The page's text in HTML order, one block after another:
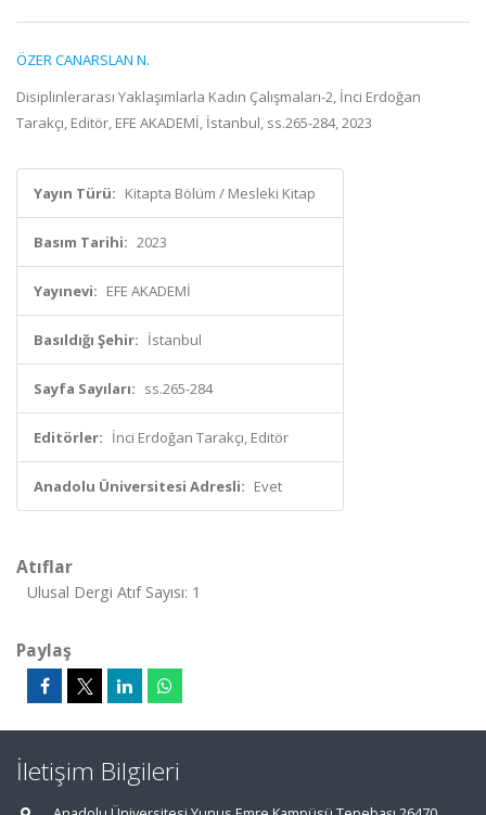
ÖZER CANARSLAN N.
Disiplinlerarası Yaklaşımlarla Kadın Çalışmaları-2, İnci Erdoğan
Tarakçı, Editör, EFE AKADEMİ, İstanbul, ss.265-284, 2023
Yayın Türü: Kitapta Bölüm / Mesleki Kitap
Basım Tarihi: 2023
Yayınevi: EFE AKADEMİ
Basıldığı Şehir: İstanbul
Sayfa Sayıları: ss.265-284
Editörler: İnci Erdoğan Tarakçı, Editör
Anadolu Üniversitesi Adresli: Evet
Atıflar
Ulusal Dergi Atıf Sayısı: 1
Paylaş
İletişim Bilgileri